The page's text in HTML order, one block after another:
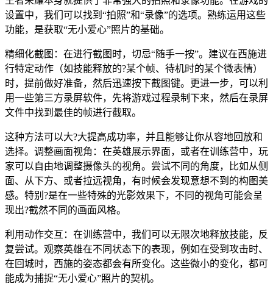
设置中，我们可以找到“拍照”和“录像”的选项。熟练运用这些
功能，是获取“无小爱心”照片的基础。
精细化截图：在进行截图时，切忌“随手一按”。建议在西施进
行特定动作（如技能释放的?某个帧、待机时的某个微表情）
时，提前做好准备，然后迅速按下截图键。更进一步，可以利
用一些第三方录屏软件，先将游戏过程录制下来，然后在录屏
文件中找到最佳的帧进行截取。
这种方法可以大?大提高成功率，并且能够让你从容地回放和
选择。调整画面视角：在英雄展示界面，或者在训练营中，玩
家可以自由地调整摄像头的视角。尝试不同的角度，比如从侧
面、从下方、或者拉远视角，有时候会发现意想不到的构图美
感。特别?是在一些特殊的光影效果下，不同的视角可能会呈
现出?截然不同的画面风格。
利用动作交互：在训练营中，我们可以无限次地释放技能，反
复尝试。观察英雄在不同状态下的表现，例如在受到攻击时、
在回城时，西施的姿态都会有所变化。这些微小的变化，都可
能成为捕捉“无小爱心”照片的契机。